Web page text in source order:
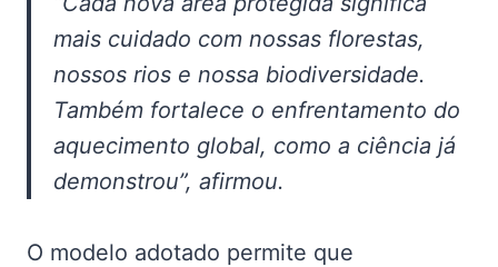
mais cuidado com nossas florestas,
nossos rios e nossa biodiversidade.
Também fortalece o enfrentamento do
aquecimento global, como a ciência já
demonstrou”, afirmou.
O modelo adotado permite que